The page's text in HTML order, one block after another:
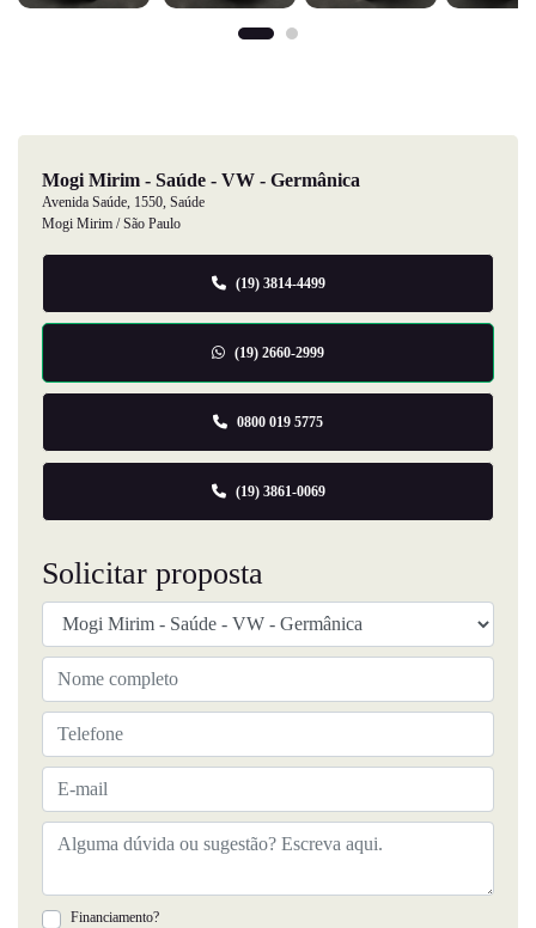
Mogi Mirim - Saúde - VW - Germânica
Avenida Saúde, 1550, Saúde
Mogi Mirim / São Paulo
(19) 3814-4499
(19) 2660-2999
0800 019 5775
(19) 3861-0069
Solicitar proposta
Financiamento?